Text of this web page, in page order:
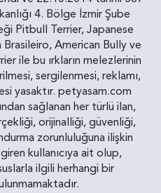
4. Bölge İzmir Şube
Pitbull Terrier, Japanese
American Bully ve
ile bu ırkların melezlerinin
sergilenmesi, reklamı,
yasaktır. petyasam.com
sağlanan her türlü ilan,
orijinalliği, güvenliği,
zorunluluğuna ilişkin
kullanıcıya ait olup,
ilgili herhangi bir